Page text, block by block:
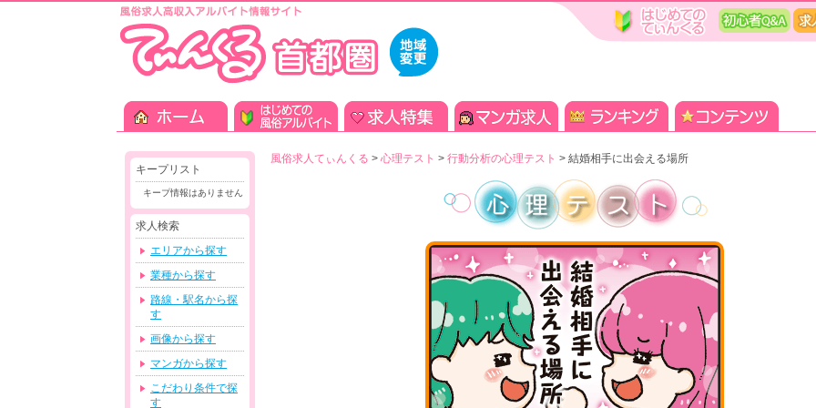
風俗求人てぃんくる > 心理テスト > 行動分析の心理テスト > 結婚相手に出会える場所
キープリスト
キープ情報はありません
求人検索
エリアから探す
業種から探す
路線・駅名から探
す
画像から探す
マンガから探す
こだわり条件で探
す